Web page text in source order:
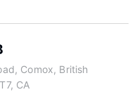
Comox, British
CA